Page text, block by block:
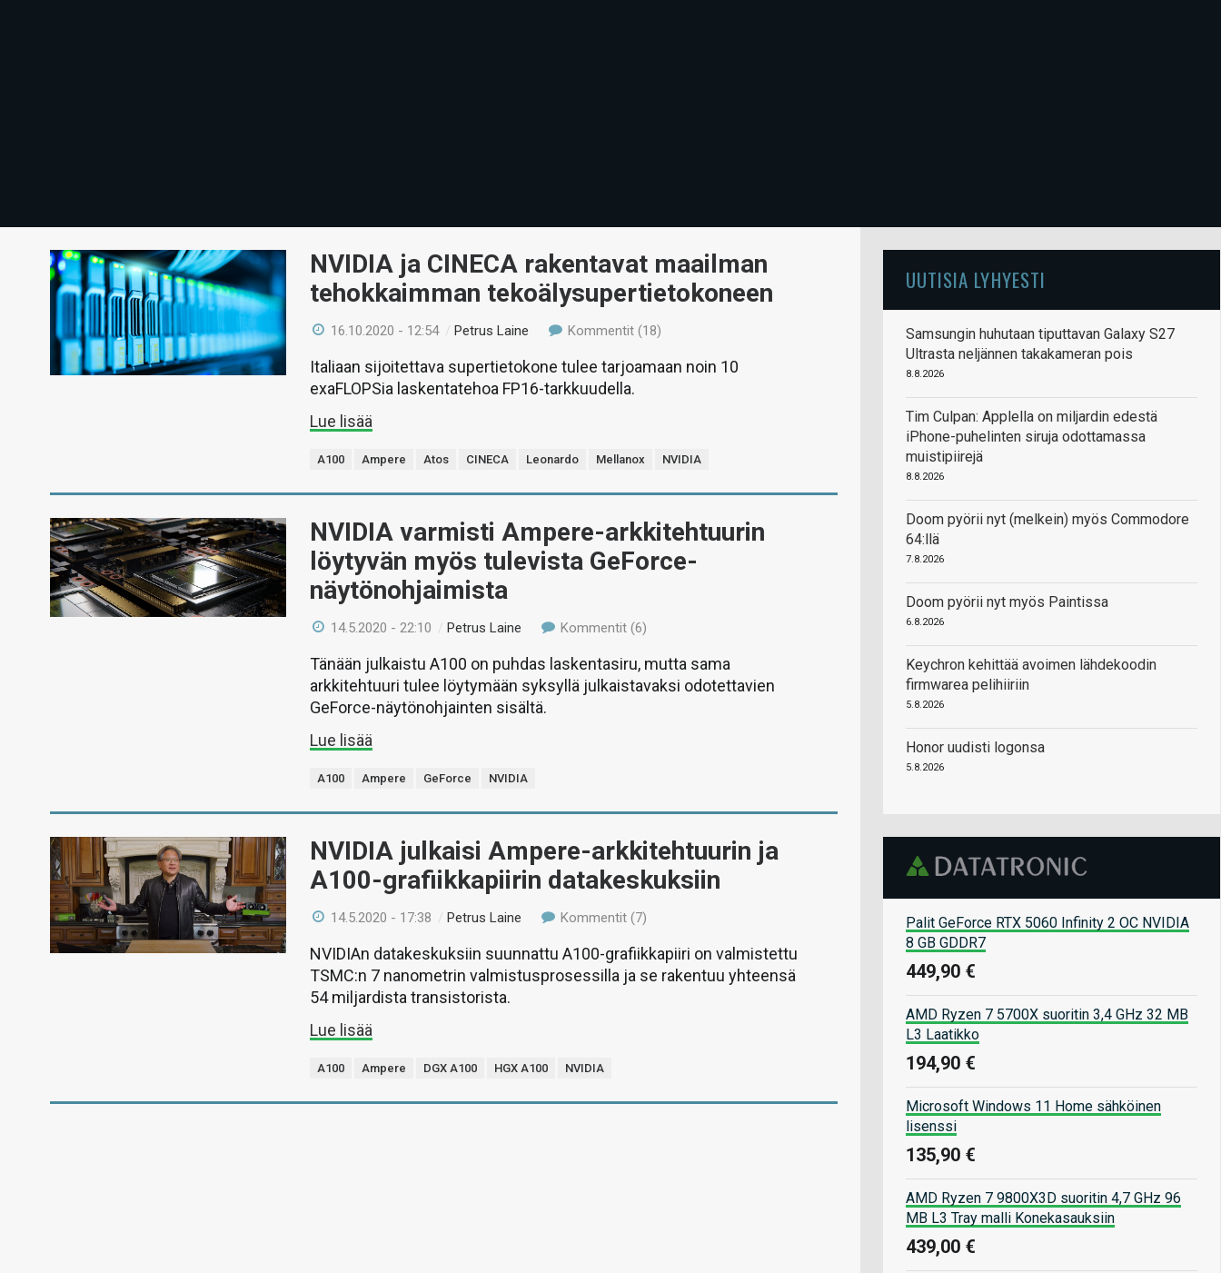
NVIDIA ja CINECA rakentavat maailman
tehokkaimman tekoälysupertietokoneen
16.10.2020 - 12:54 /Petrus Laine Kommentit (18)
Italiaan sijoitettava supertietokone tulee tarjoamaan noin 10
exaFLOPSia laskentatehoa FP16-tarkkuudella.
Lue lisää
A100 Ampere Atos CINECA Leonardo Mellanox NVIDIA
NVIDIA varmisti Ampere-arkkitehtuurin
löytyvän myös tulevista GeForce-
näytönohjaimista
14.5.2020 - 22:10 /Petrus Laine Kommentit (6)
Tänään julkaistu A100 on puhdas laskentasiru, mutta sama
arkkitehtuuri tulee löytymään syksyllä julkaistavaksi odotettavien
GeForce-näytönohjainten sisältä.
Lue lisää
A100 Ampere GeForce NVIDIA
NVIDIA julkaisi Ampere-arkkitehtuurin ja
A100-grafiikkapiirin datakeskuksiin
14.5.2020 - 17:38 /Petrus Laine Kommentit (7)
NVIDIAn datakeskuksiin suunnattu A100-grafiikkapiiri on valmistettu
TSMC:n 7 nanometrin valmistusprosessilla ja se rakentuu yhteensä
54 miljardista transistorista.
Lue lisää
A100 Ampere DGX A100 HGX A100 NVIDIA
UUTISIA LYHYESTI
Samsungin huhutaan tiputtavan Galaxy S27
Ultrasta neljännen takakameran pois
8.8.2026
Tim Culpan: Applella on miljardin edestä
iPhone-puhelinten siruja odottamassa
muistipiirejä
8.8.2026
Doom pyörii nyt (melkein) myös Commodore
64:llä
7.8.2026
Doom pyörii nyt myös Paintissa
6.8.2026
Keychron kehittää avoimen lähdekoodin
firmwarea pelihiiriin
5.8.2026
Honor uudisti logonsa
5.8.2026
Palit GeForce RTX 5060 Infinity 2 OC NVIDIA
8 GB GDDR7
449,90 €
AMD Ryzen 7 5700X suoritin 3,4 GHz 32 MB
L3 Laatikko
194,90 €
Microsoft Windows 11 Home sähköinen
lisenssi
135,90 €
AMD Ryzen 7 9800X3D suoritin 4,7 GHz 96
MB L3 Tray malli Konekasauksiin
439,00 €